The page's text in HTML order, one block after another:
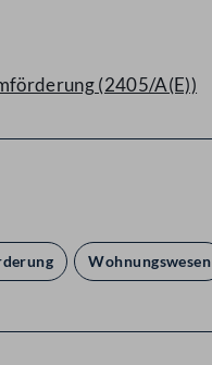
(2405/A(E))
Wohnungswesen